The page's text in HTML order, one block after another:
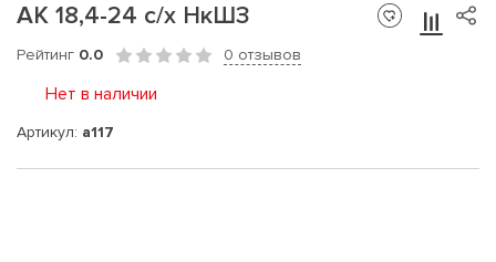
АК 18,4-24 с/х НкШЗ
Рейтинг 0.0 0 отзывов
Нет в наличии
Артикул: a117